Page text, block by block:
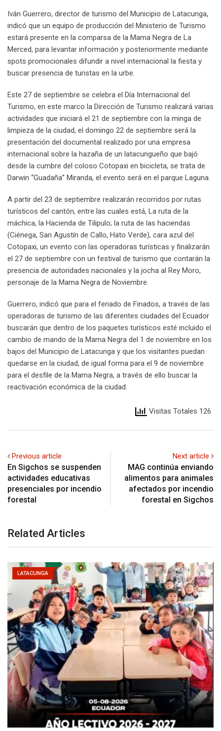
Iván Guerrero, director de turismo del Municipio de Latacunga,
indicó que un equipo de producción del Ministerio de Turismo
estará presente en la comparsa de la Mama Negra de La
Merced, para levantar información y posteriormente mediante
spots promocionales difundir a nivel internacional la fiesta y
buscar presencia de turistas en la urbe.
Este 27 de septiembre se celebra el Día Internacional del
Turismo, en este marco la Dirección de Turismo realizará varias
actividades que iniciará el 21 de septiembre con la minga de
limpieza de la ciudad, el domingo 22 de septiembre será la
presentación del documental realizado por una empresa
internacional sobre la hazaña de un latacungueño que bajó
desde la cumbre del coloso Cotopaxi en bicicleta, se trata de
Darwin “Guadaña” Miranda, el evento será en el parque Laguna.
A partir del 23 de septiembre realizarán recorridos por rutas
turísticos del cantón, entre las cuales está, La ruta de la
máchica, la Hacienda de Tilipulo; la ruta de las haciendas
(Ciénega, San Agustín de Callo, Hato Verde), cara azul del
Cotopaxi, un evento con las operadoras turísticas y finalizarán
el 27 de septiembre con un festival de turismo que contarán la
presencia de autoridades nacionales y la jocha al Rey Moro,
personaje de la Mama Negra de Noviembre.
Guerrero, indicó que para el feriado de Finados, a través de las
operadoras de turismo de las diferentes ciudades del Ecuador
buscarán que dentro de los paquetes turísticos esté incluido el
cambio de mando de la Mama Negra del 1 de noviembre en los
bajos del Municipio de Latacunga y que los visitantes puedan
quedarse en la ciudad, de igual forma para el 9 de noviembre
para el desfile de la Mama Negra, a través de ello buscar la
reactivación económica de la ciudad.
Visitas Totales 126
Previous article
En Sigchos se suspenden
actividades educativas
presenciales por incendio
forestal
Next article
MAG continúa enviando
alimentos para animales
afectados por incendio
forestal en Sigchos
Related Articles
LATACUNGA